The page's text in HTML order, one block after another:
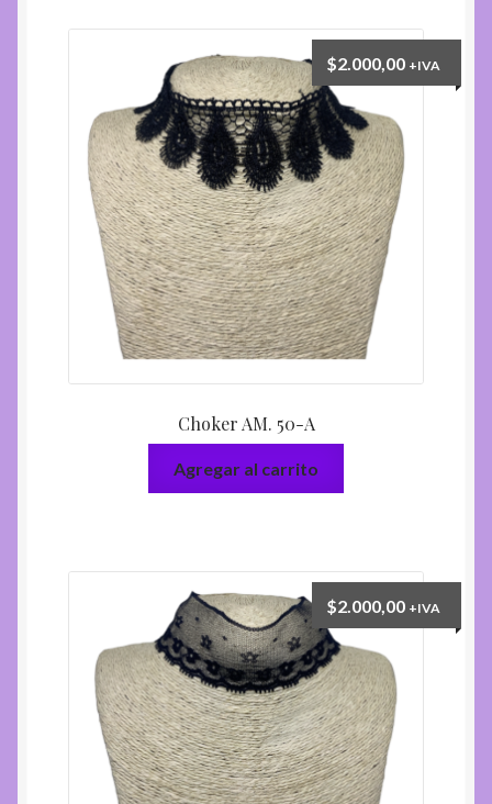
Choker AM. 50-A
$2.000,00 +IVA
Agregar al carrito
$2.000,00 +IVA